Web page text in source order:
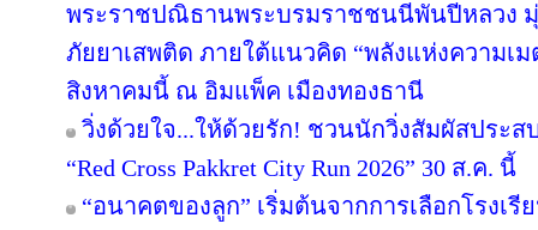
พระราชปณิธานพระบรมราชชนนีพันปีหลวง
ภัยยาเสพติด ภายใต้แนวคิด “พลังแห่งความเ
สิงหาคมนี้ ณ อิมแพ็ค เมืองทองธานี
วิ่งด้วยใจ...ให้ด้วยรัก! ชวนนักวิ่งสัมผัสประ
“Red Cross Pakkret City Run 2026” 30 ส.ค. นี้
“อนาคตของลูก” เริ่มต้นจากการเลือกโรงเ